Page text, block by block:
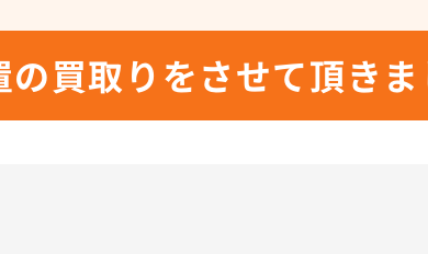
買取りをさせて頂きま